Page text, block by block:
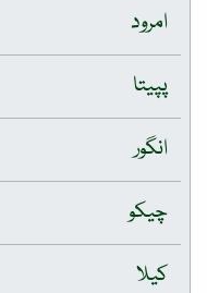
امرود
پپیتا
انگور
چیکو
کیلا